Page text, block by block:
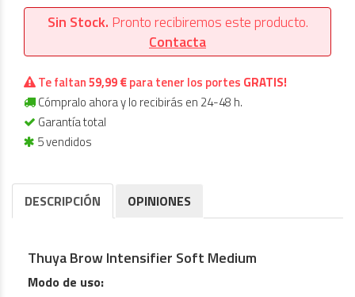
Sin Stock. Pronto recibiremos este producto.
Contacta
Te faltan59,99 €para tener los portes GRATIS!
Cómpralo ahora y lo recibirás en 24-48 h.
Garantía total
5 vendidos
DESCRIPCIÓN OPINIONES
Thuya Brow Intensifier Soft Medium
Modo de uso: